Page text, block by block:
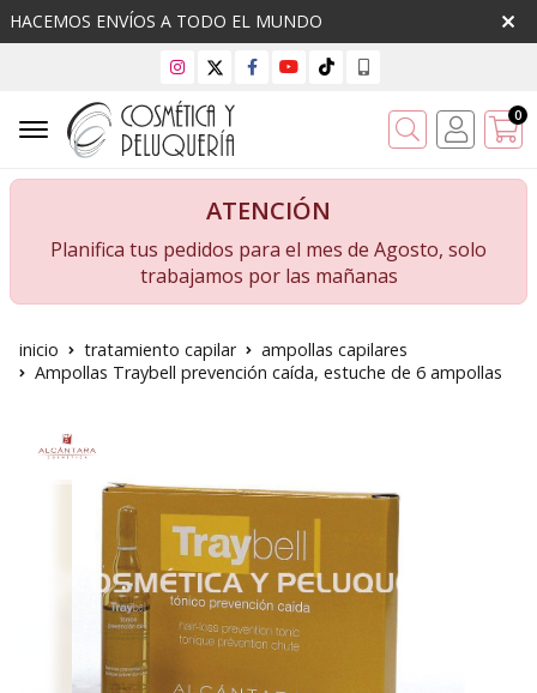
HACEMOS ENVÍOS A TODO EL MUNDO
Buscar 0
ATENCIÓN
Planifica tus pedidos para el mes de Agosto, solo
trabajamos por las mañanas
inicio tratamiento capilar
ampollas capilares
Ampollas Traybell prevención caída, estuche de 6 ampollas